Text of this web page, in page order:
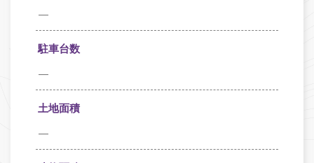
—
駐車台数
—
土地面積
—